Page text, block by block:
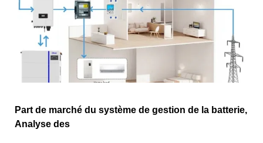
Part de marché du système de gestion de la batterie,
Analyse des